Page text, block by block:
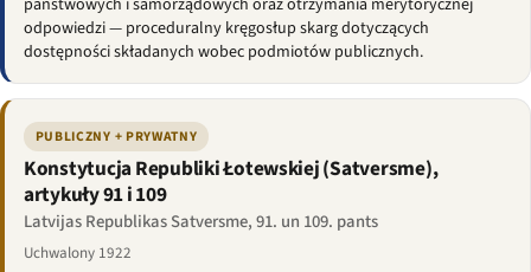
odpowiedzi — proceduralny kręgosłup skarg dotyczących
dostępności składanych wobec podmiotów publicznych.
PUBLICZNY + PRYWATNY
Konstytucja Republiki Łotewskiej (Satversme),
artykuły 91 i 109
Latvijas Republikas Satversme, 91. un 109. pants
Uchwalony 1922